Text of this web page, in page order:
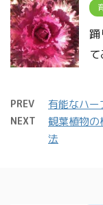
て
PREV 有能なハ
NEXT
観葉植物の
法